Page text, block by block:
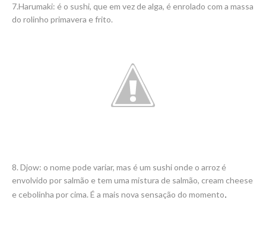
7.Harumaki: é o sushi, que em vez de alga, é enrolado com a massa
do rolinho primavera e frito.
8. Djow: o nome pode variar, mas é um sushi onde o arroz é
envolvido por salmão e tem uma mistura de salmão, cream cheese
e cebolinha por cima. É a mais nova sensação do momento.